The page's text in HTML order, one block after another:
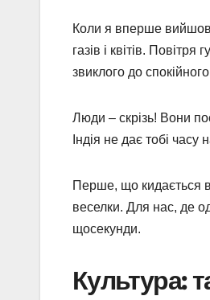
Коли я вперше вийшов
газів і квітів. Повітря
звиклого до
Люди – скрізь! Вони
Індія не дає тобі
Перше, що кидається в
веселки. Для нас, де
щосекунди.
Культура: